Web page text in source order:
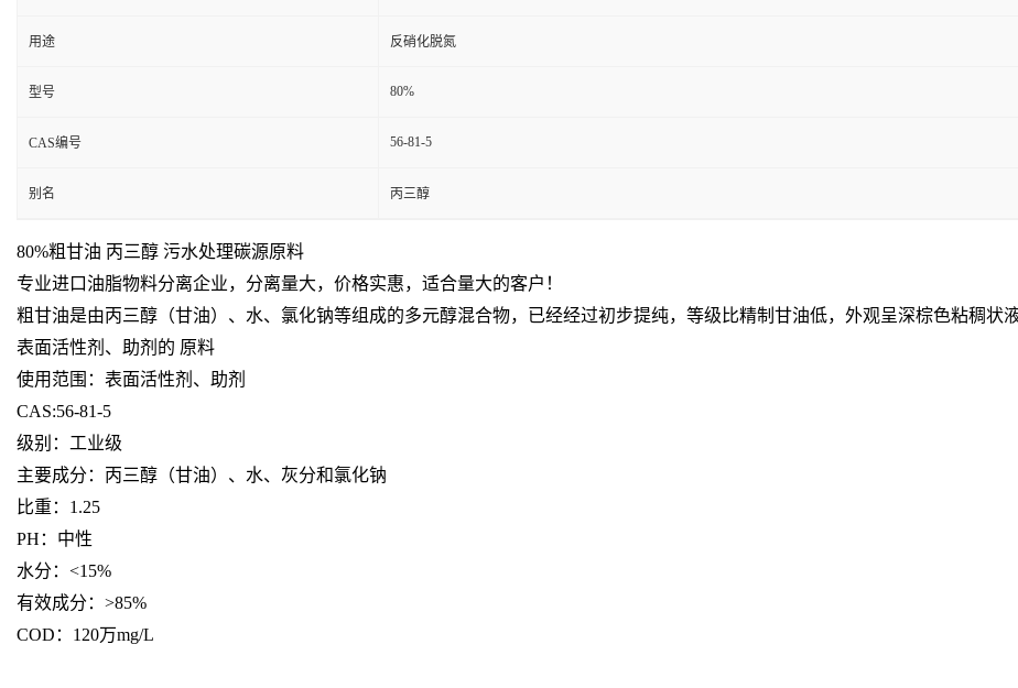
用途 反硝化脱氮
型号 80%
CAS编号 56-81-5
别名 丙三醇
80%粗甘油 丙三醇 污水处理碳源原料
专业进口油脂物料分离企业，分离量大，价格实惠，适合量大的客户！
粗甘油是由丙三醇（甘油）、水、氯化钠等组成的多元醇混合物，已经经过初步提纯，等级比精制甘油低，外观呈深棕色粘稠状
表面活性剂、助剂的 原料
使用范围：表面活性剂、助剂
CAS:56-81-5
级别：工业级
主要成分：丙三醇（甘油）、水、灰分和氯化钠
比重：1.25
PH：中性
水分：<15%
有效成分：>85%
COD：120万mg/L